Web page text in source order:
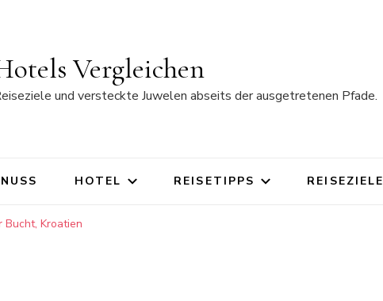
Vergleichen
und versteckte Juwelen abseits der ausgetretenen Pfade.
HOTEL REISETIPPS REISEZIELE
Bucht, Kroatien